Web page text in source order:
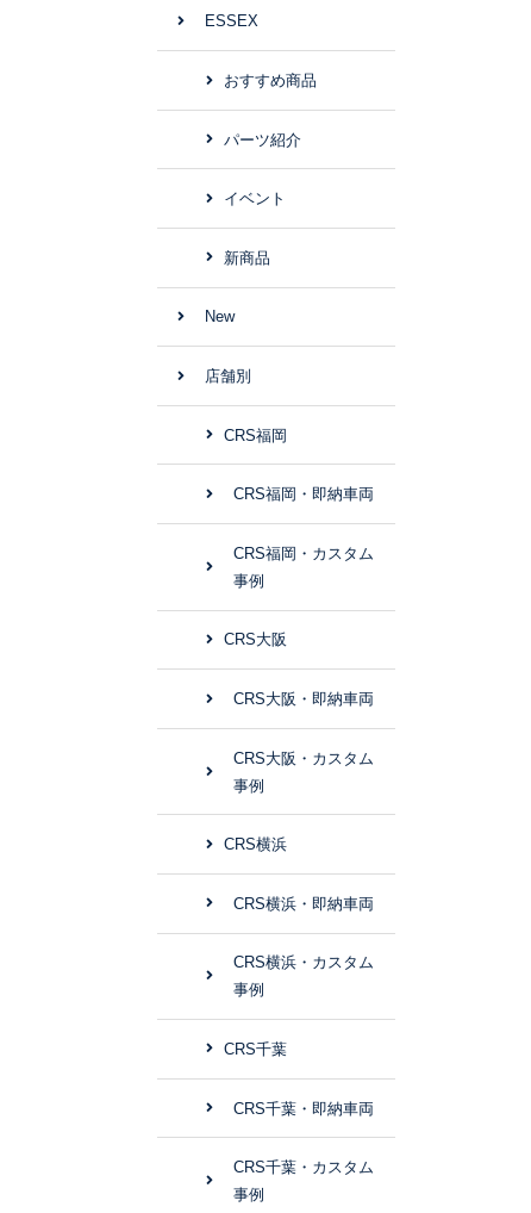
ESSEX
おすすめ商品
パーツ紹介
イベント
新商品
New
店舗別
CRS福岡
CRS福岡・即納車両
CRS福岡・カスタム
事例
CRS大阪
CRS大阪・即納車両
CRS大阪・カスタム
事例
CRS横浜
CRS横浜・即納車両
CRS横浜・カスタム
事例
CRS千葉
CRS千葉・即納車両
CRS千葉・カスタム
事例